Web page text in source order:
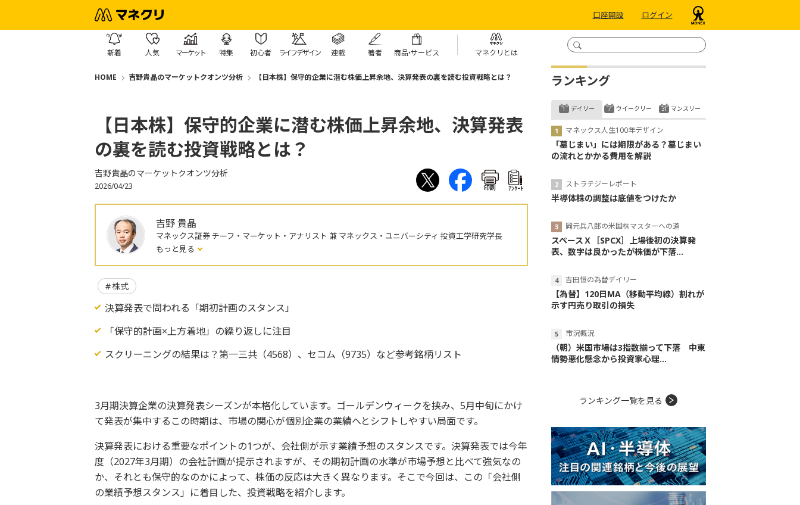
口座開設 ログイン
新着 人気 マーケット 特集 初心者 ライフデザイン 連載 著者 商品・サービス マネクリとは
HOME 吉野貴晶のマーケットクオンツ分析 【日本株】保守的企業に潜む株価上昇余地、決算発表の裏を読む投資戦略とは？
【日本株】保守的企業に潜む株価上昇余地、決算発表
の裏を読む投資戦略とは？
吉野貴晶のマーケットクオンツ分析
2026/04/23 印刷 ｱﾝｹｰﾄ
吉野 貴晶
マネックス証券 チーフ・マーケット・アナリスト 兼 マネックス・ユニバーシティ 投資工学研究学長
もっと見る
株式
決算発表で問われる「期初計画のスタンス」
「保守的計画×上方着地」の繰り返しに注目
スクリーニングの結果は？第一三共（4568）、セコム（9735）など参考銘柄リスト
3月期決算企業の決算発表シーズンが本格化しています。ゴールデンウィークを挟み、5月中旬にかけ
て発表が集中するこの時期は、市場の関心が個別企業の業績へとシフトしやすい局面です。
決算発表における重要なポイントの1つが、会社側が示す業績予想のスタンスです。決算発表では今年
度（2027年3月期）の会社計画が提示されますが、その期初計画の水準が市場予想と比べて強気なの
か、それとも保守的なのかによって、株価の反応は大きく異なります。そこで今回は、この「会社側
の業績予想スタンス」に着目した、投資戦略を紹介します。
ランキング
デイリー
マネックス人生100年デザイン
「墓じまい」には期限がある？墓じまい
の流れとかかる費用を解説
ストラテジーレポート
半導体株の調整は底値をつけたか
岡元兵八郎の米国株マスターへの道
スペースＸ［SPCX］上場後初の決算発
表、数字は良かったが株価が下落...
吉田恒の為替デイリー
【為替】120日MA（移動平均線）割れが
示す円売り取引の損失
市況概況
（朝）米国市場は3指数揃って下落 中東
情勢悪化懸念から投資家心理...
ウイークリー マンスリー
ランキング一覧を見る